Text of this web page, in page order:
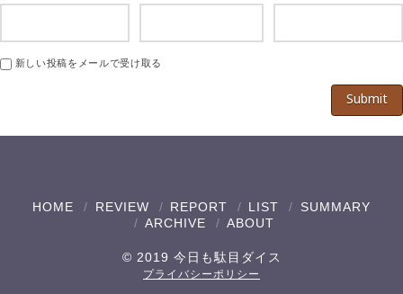
新しい投稿をメールで受け取る
HOME REVIEW REPORT LIST
SUMMARY
ARCHIVE
ABOUT
© 2019 今日も駄目ダイス
プライバシーポリシー